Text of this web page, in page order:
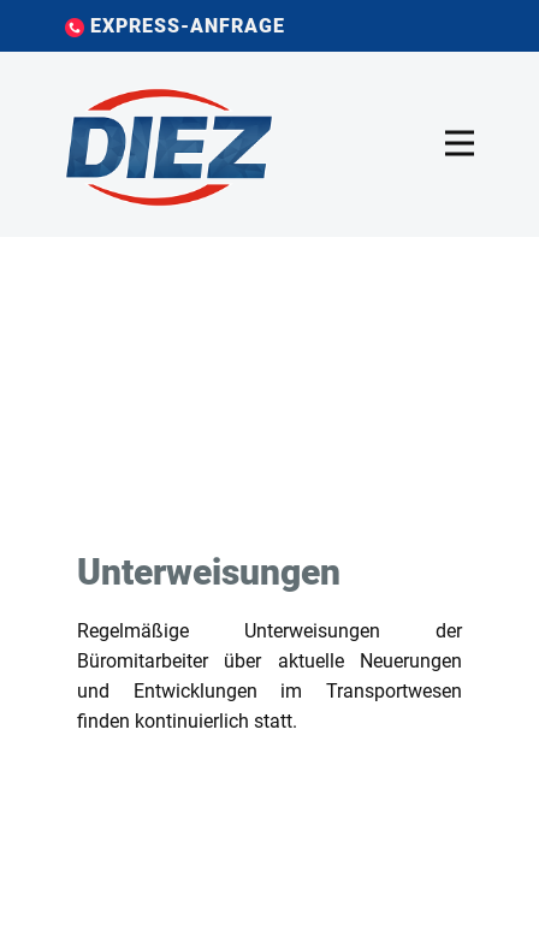
EXPRESS-ANFRAGE
Unterweisungen
Regelmäßige Unterweisungen der
Büromitarbeiter über aktuelle Neuerungen
und Entwicklungen im Transportwesen
finden kontinuierlich statt.